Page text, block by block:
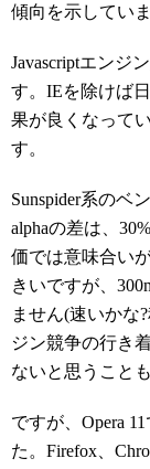
傾向を示していま
Javascriptエンジ
す。IEを除けば
果が良くなって
す。
Sunspider系のベ
alphaの差は、
価では意味合い
きいですが、
ません(速いかな
ジン競争の行き
ないと思うこと
ですが、Opera
た。Firefox、